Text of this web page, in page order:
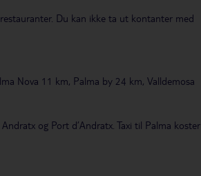
Du kan ikke ta ut kontanter med
Nova 11 km, Palma by 24 km, Valldemosa
og Port d’Andratx. Taxi til Palma koster